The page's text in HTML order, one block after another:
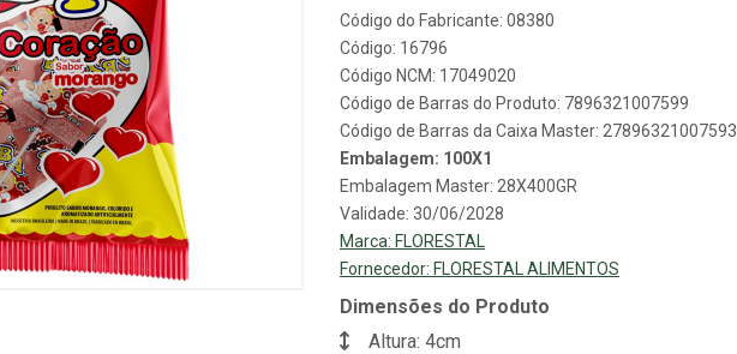
Código do Fabricante: 08380
Código: 16796
Código NCM: 17049020
Código de Barras do Produto: 7896321007599
Código de Barras da Caixa Master: 27896321007593
Embalagem: 100X1
Embalagem Master: 28X400GR
Validade: 30/06/2028
Marca: FLORESTAL
Fornecedor: FLORESTAL ALIMENTOS
Dimensões do Produto
Altura: 4cm